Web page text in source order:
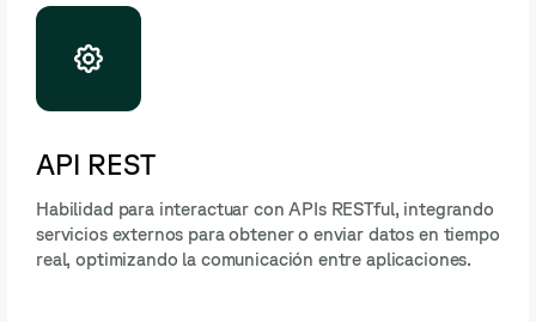
API REST
Habilidad para interactuar con APIs RESTful, integrando
servicios externos para obtener o enviar datos en tiempo
real, optimizando la comunicación entre aplicaciones.